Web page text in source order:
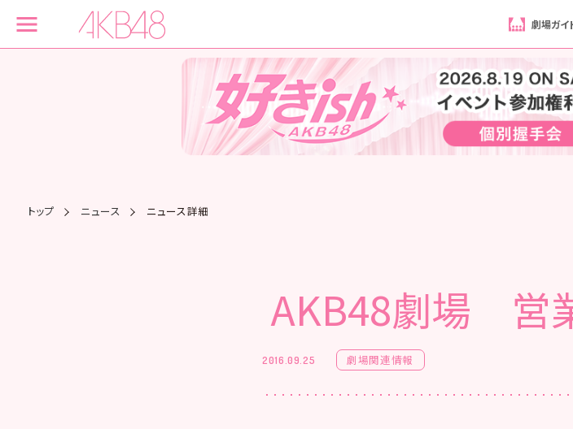
劇場ガイ
トップ ニュース ニュース詳細
AKB48劇場 営
2016.09.25 劇場関連情報